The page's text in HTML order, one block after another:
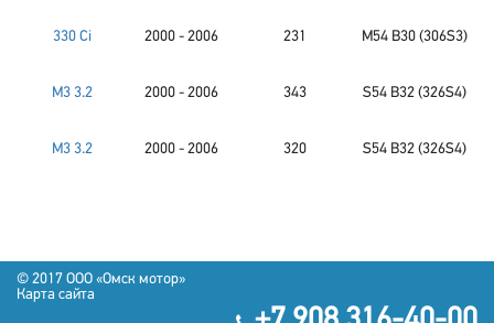
330 Ci 2000 - 2006 231 M54 B30 (306S3)
M3 3.2 2000 - 2006 343 S54 B32 (326S4)
M3 3.2 2000 - 2006 320 S54 B32 (326S4)
© 2017 OOO «Омск мотор»
Карта сайта